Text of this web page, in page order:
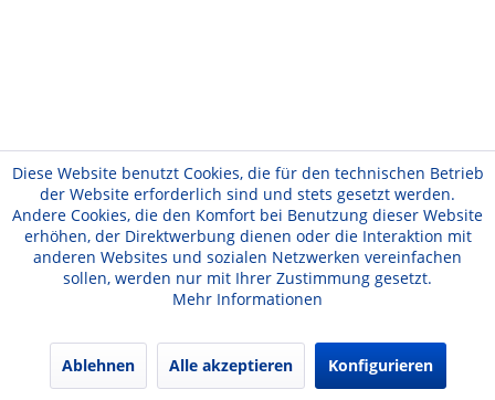
Diese Website benutzt Cookies, die für den technischen Betrieb
der Website erforderlich sind und stets gesetzt werden.
Andere Cookies, die den Komfort bei Benutzung dieser Website
erhöhen, der Direktwerbung dienen oder die Interaktion mit
anderen Websites und sozialen Netzwerken vereinfachen
sollen, werden nur mit Ihrer Zustimmung gesetzt.
Mehr Informationen
Ablehnen Alle akzeptieren Konfigurieren